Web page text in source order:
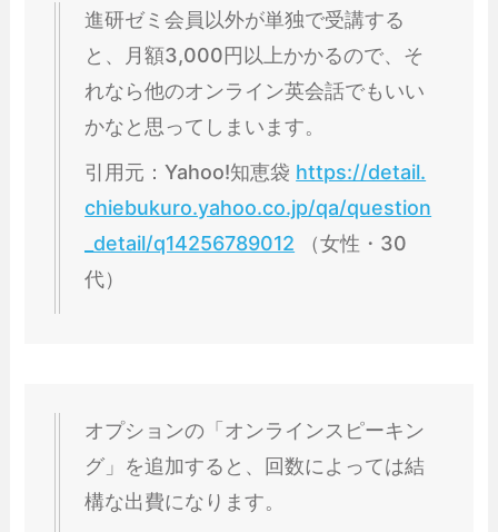
進研ゼミ会員以外が単独で受講する
と、月額3,000円以上かかるので、そ
れなら他のオンライン英会話でもいい
かなと思ってしまいます。
引用元：Yahoo!知恵袋 https://detail.
chiebukuro.yahoo.co.jp/qa/question
_detail/q14256789012 （女性・30
代）
オプションの「オンラインスピーキン
グ」を追加すると、回数によっては結
構な出費になります。